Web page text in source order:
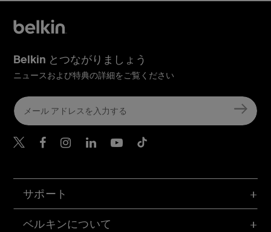
サポート
ベルキンについて
Belkin とつながりましょう
ニュースおよび特典の詳細をご覧ください
Belkin Twitter
Belkin Facebook
Belkin Instagram
Belkin LinkedIn
Belkin Youtube
Belkin TikTok